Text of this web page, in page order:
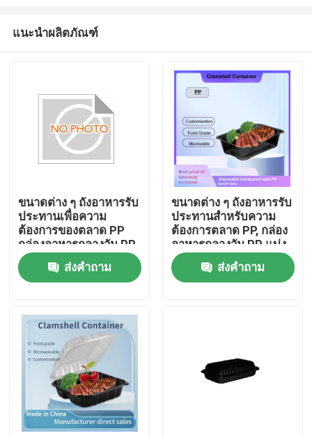
บ้าน
สินค้า
การแสดง VR
แนะนำผลิตภัณฑ์
ขนาดต่าง ๆ ถังอาหารรับ
ประทานเพื่อความ
ต้องการของตลาด PP
กล่องอาหารกลางวัน PP
แบ่งกระจกกระจก
ส่งคำถาม
ขนาดต่าง ๆ ถังอาหารรับ
ประทานสําหรับความ
ต้องการตลาด PP, กล่อง
อาหารกลางวัน PP แบ่ง
กระจกใส
ส่งคำถาม